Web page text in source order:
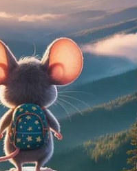
eine eigene Seele